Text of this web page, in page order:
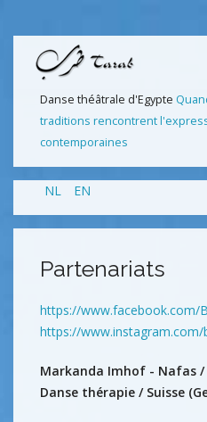
Danse théâtrale d'Egypte
traditions rencontrent
contemporaines
NL EN
Partenariats
https://www.facebook.com/
https://
Markanda Imhof - Nafas /
Danse thérapie / Suisse